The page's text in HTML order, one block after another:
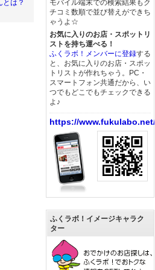
とは？
モバイル端末での検索結果もク
チコミ数順で並び替えができち
ゃうよ☆
お気に入りのお店・スポットリ
ストを持ち運べる！
ふくラボ！メンバーに登録する
と、お気に入りのお店・スポッ
トリストが作れちゃう。PC・
スマートフォン共通だから、い
つでもどこでもチェックできる
よ♪
https://www.fukulabo.net/
ふくラボ！イメージキャラク
ター